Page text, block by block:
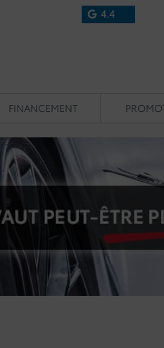
4.4
FINANCEMENT